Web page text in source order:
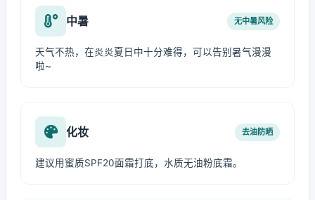
中暑 无中暑风险
天气不热，在炎炎夏日中十分难得，可以告别暑气漫漫
啦~
化妆 去油防晒
建议用蜜质SPF20面霜打底，水质无油粉底霜。